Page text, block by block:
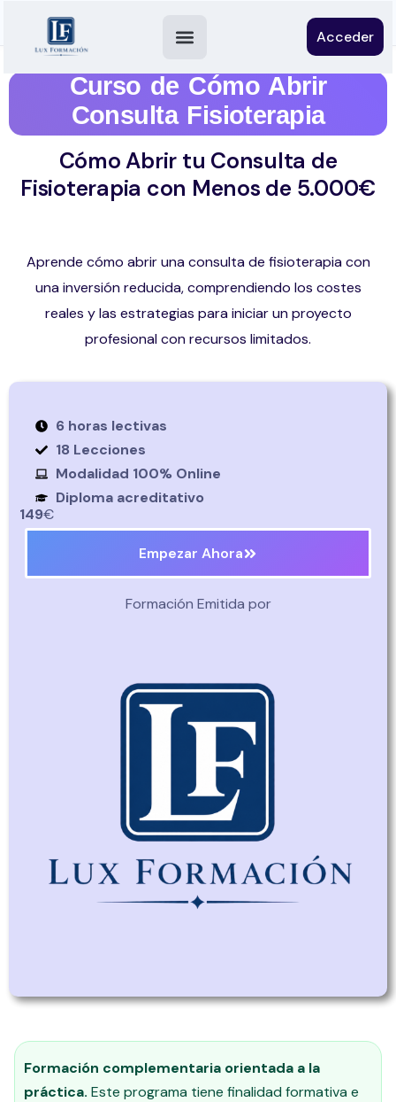
Acceder
Curso de Cómo Abrir
Consulta Fisioterapia
Cómo Abrir tu Consulta de
Fisioterapia con Menos de 5.000€
Aprende cómo abrir una consulta de fisioterapia con
una inversión reducida, comprendiendo los costes
reales y las estrategias para iniciar un proyecto
profesional con recursos limitados.
6 horas lectivas
18 Lecciones
Modalidad 100% Online
Diploma acreditativo
149€
Empezar Ahora
Formación Emitida por
Formación complementaria orientada a la
práctica. Este programa tiene finalidad formativa e